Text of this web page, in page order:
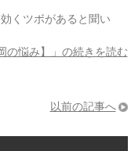
くツボがあると聞い
の悩み】」の続きを読む
以前の記事へ